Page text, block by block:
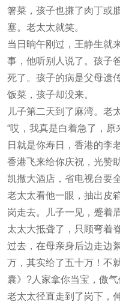
箸菜，孩子也搛了肉丁或
塞。老太太就笑。
当日晌午刚过，王静生就
事，他听别人说了。孩子
死了。孩子的病是父母遗
饭菜，孩子却没来。
儿子第二天到了麻湾。老
“哎，我真是白着急了，
日就是你寿日，香港的李
香港飞来给你庆祝，光赞
凯撒大酒店，省电视台要
老太太看他一眼，抽出皮
岗走去。儿子一见，蹙着
太太大抵聋了，只顾弯着
过去，在母亲身后边走边
万，其实给了五十万！不
囊》?人家拿你当宝，傲气
老太太径直走到了岗下，